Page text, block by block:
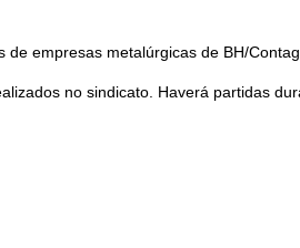
empresas metalúrgicas de BH/
no sindicato. Haverá partidas